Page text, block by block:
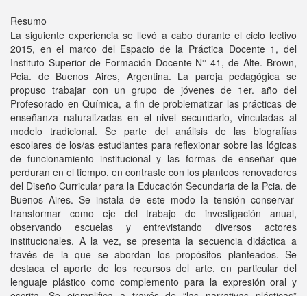
Resumo
La siguiente experiencia se llevó a cabo durante el ciclo lectivo
2015, en el marco del Espacio de la Práctica Docente 1, del
Instituto Superior de Formación Docente N° 41, de Alte. Brown,
Pcia. de Buenos Aires, Argentina. La pareja pedagógica se
propuso trabajar con un grupo de jóvenes de 1er. año del
Profesorado en Química, a fin de problematizar las prácticas de
enseñanza naturalizadas en el nivel secundario, vinculadas al
modelo tradicional. Se parte del análisis de las biografías
escolares de los/as estudiantes para reflexionar sobre las lógicas
de funcionamiento institucional y las formas de enseñar que
perduran en el tiempo, en contraste con los planteos renovadores
del Diseño Curricular para la Educación Secundaria de la Pcia. de
Buenos Aires. Se instala de este modo la tensión conservar-
transformar como eje del trabajo de investigación anual,
observando escuelas y entrevistando diversos actores
institucionales. A la vez, se presenta la secuencia didáctica a
través de la que se abordan los propósitos planteados. Se
destaca el aporte de los recursos del arte, en particular del
lenguaje plástico como complemento para la expresión oral y